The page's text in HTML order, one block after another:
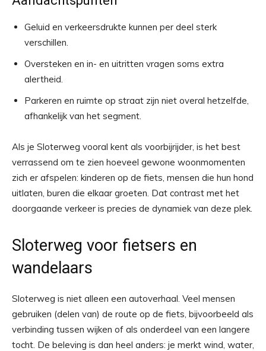
Geluid en verkeersdrukte kunnen per deel sterk
verschillen.
Oversteken en in- en uitritten vragen soms extra
alertheid.
Parkeren en ruimte op straat zijn niet overal hetzelfde,
afhankelijk van het segment.
Als je Sloterweg vooral kent als voorbijrijder, is het best
verrassend om te zien hoeveel gewone woonmomenten
zich er afspelen: kinderen op de fiets, mensen die hun hond
uitlaten, buren die elkaar groeten. Dat contrast met het
doorgaande verkeer is precies de dynamiek van deze plek.
Sloterweg voor fietsers en
wandelaars
Sloterweg is niet alleen een autoverhaal. Veel mensen
gebruiken (delen van) de route op de fiets, bijvoorbeeld als
verbinding tussen wijken of als onderdeel van een langere
tocht. De beleving is dan heel anders: je merkt wind, water,